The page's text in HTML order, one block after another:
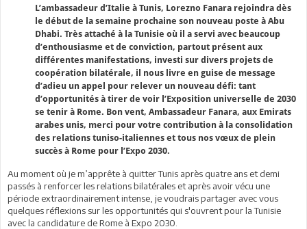
L’ambassadeur d’Italie à Tunis, Lorezno Fanara rejoindra dès
le début de la semaine prochaine son nouveau poste à Abu
Dhabi. Très attaché à la Tunisie où il a servi avec beaucoup
d’enthousiasme et de conviction, partout présent aux
différentes manifestations, investi sur divers projets de
coopération bilatérale, il nous livre en guise de message
d’adieu un appel pour relever un nouveau défi: tant
d’opportunités à tirer de voir l’Exposition universelle de 2030
se tenir à Rome. Bon vent, Ambassadeur Fanara, aux Emirats
arabes unis, merci pour votre contribution à la consolidation
des relations tuniso-italiennes et tous nos vœux de plein
succès à Rome pour l’Expo 2030.
Au moment où je m’apprête à quitter Tunis après quatre ans et demi
passés à renforcer les relations bilatérales et après avoir vécu une
période extraordinairement intense, je voudrais partager avec vous
quelques réflexions sur les opportunités qui s'ouvrent pour la Tunisie
avec la candidature de Rome à Expo 2030.